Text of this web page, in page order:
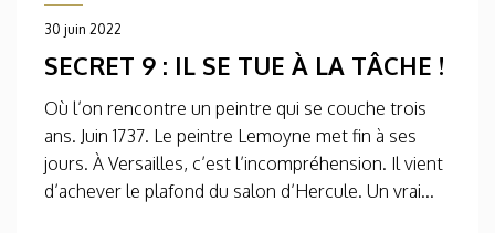
30 juin 2022
SECRET 9 : IL SE TUE À LA TÂCHE !
Où l’on rencontre un peintre qui se couche trois
ans. Juin 1737. Le peintre Lemoyne met fin à ses
jours. À Versailles, c’est l’incompréhension. Il vient
d’achever le plafond du salon d’Hercule. Un vrai...